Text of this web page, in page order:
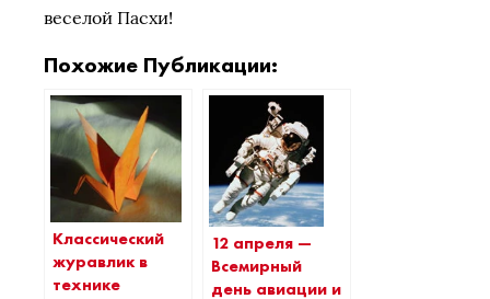
веселой Пасхи!
Похожие Публикации:
Классический
журавлик в
технике
12 апреля —
Всемирный
день авиации и